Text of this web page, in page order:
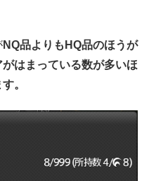
NQ品よりもHQ品のほうが
がはまっている数が多いほ
。